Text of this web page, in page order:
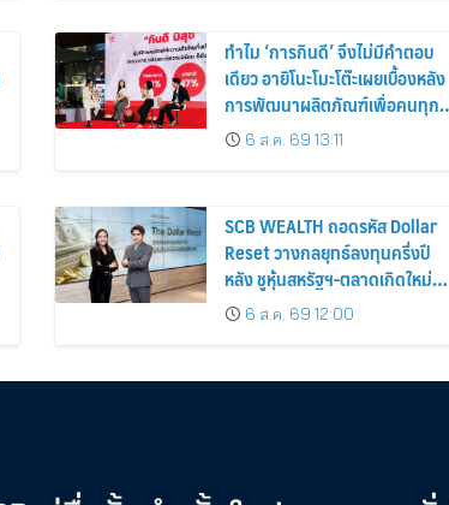
ทำไม ‘การกินดี’ จึงไม่มีคำตอบ
เดียว อายิโนะโมะโต๊ะเผยเบื้องหลัง
การพัฒนาผลิตภัณฑ์เพื่อคนทุก
ไลฟ์สไตล์
6 ส.ค. 69 13:11
SCB WEALTH ถอดรหัส Dollar
Reset วางกลยุทธ์ลงทุนครึ่งปี
หลัง ชูหุ้นสหรัฐฯ-ตลาดเกิดใหม่
ผนวกบอนด์ระยะสั้น-กลางเสริม
พอร์ตแกร่ง
6 ส.ค. 69 12:00